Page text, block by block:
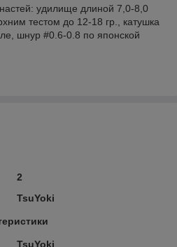
удилище длиной 7,0-8,0
тестом до 12-18 гр., катушка
шнур #0.6-0.8 по японской
2
TsuYoki
TsuYoki